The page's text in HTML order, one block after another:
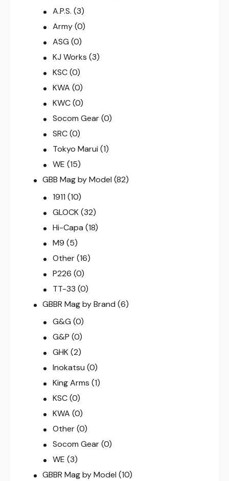
A.P.S. (3)
Army (0)
ASG (0)
KJ Works (3)
KSC (0)
KWA (0)
KWC (0)
Socom Gear (0)
SRC (0)
Tokyo Marui (1)
WE (15)
GBB Mag by Model (82)
1911 (10)
GLOCK (32)
Hi-Capa (18)
M9 (5)
Other (16)
P226 (0)
TT-33 (0)
GBBR Mag by Brand (6)
G&G (0)
G&P (0)
GHK (2)
Inokatsu (0)
King Arms (1)
KSC (0)
KWA (0)
Other (0)
Socom Gear (0)
WE (3)
GBBR Mag by Model (10)